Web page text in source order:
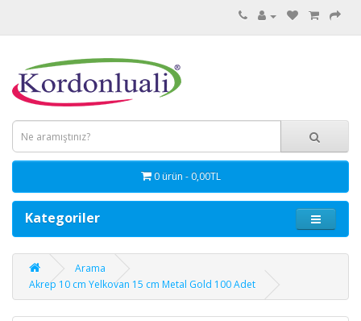
0 ürün - 0,00TL
Kategoriler
Arama
Akrep 10 cm Yelkovan 15 cm Metal Gold 100 Adet